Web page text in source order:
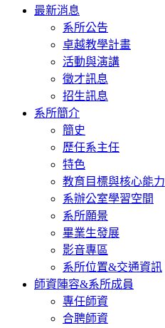
Toggle
navigation
最新消息
系所公告
卓越教學計畫
活動與演講
徵才訊息
招生訊息
系所簡介
簡史
歷任系主任
特色
教育目標與核心能力
系辦公室學習空間
系所願景
畢業生發展
影音專區
系所位置&交通資訊
師資陣容&系所成員
專任師資
合聘師資